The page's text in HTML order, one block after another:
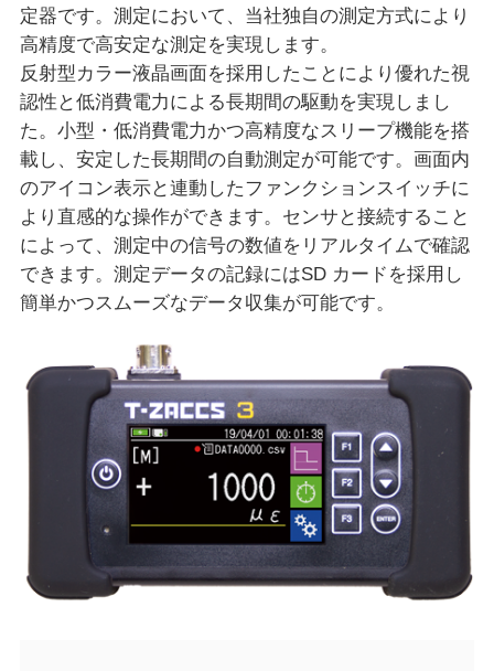
定器です。測定において、当社独自の測定方式により
高精度で高安定な測定を実現します。
反射型カラー液晶画面を採用したことにより優れた視
認性と低消費電力による長期間の駆動を実現しまし
た。小型・低消費電力かつ高精度なスリープ機能を搭
載し、安定した長期間の自動測定が可能です。画面内
のアイコン表示と連動したファンクションスイッチに
より直感的な操作ができます。センサと接続すること
によって、測定中の信号の数値をリアルタイムで確認
できます。測定データの記録にはSD カードを採用し
簡単かつスムーズなデータ収集が可能です。